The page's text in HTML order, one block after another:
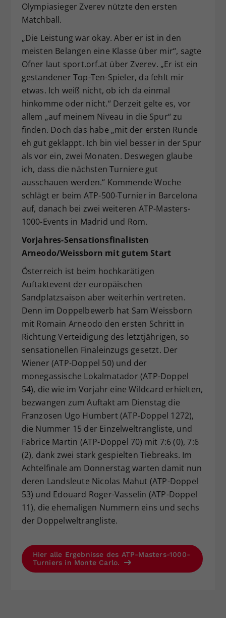
Olympiasieger Zverev nützte den ersten
Matchball.
„Die Leistung war okay. Aber er ist in den
meisten Belangen eine Klasse über mir“, sagte
Ofner laut sport.orf.at über Zverev. „Er ist ein
gestandener Top-Ten-Spieler, da fehlt mir
etwas. Ich weiß nicht, ob ich da einmal
hinkomme oder nicht.“ Derzeit gelte es, vor
allem „auf meinem Niveau in die Spur“ zu
finden. Doch das habe „mit der ersten Runde
eh gut geklappt. Ich bin viel besser in der Spur
als vor ein, zwei Monaten. Deswegen glaube
ich, dass die nächsten Turniere gut
ausschauen werden.“ Kommende Woche
schlägt er beim ATP-500-Turnier in Barcelona
auf, danach bei zwei weiteren ATP-Masters-
1000-Events in Madrid und Rom.
Vorjahres-Sensationsfinalisten
Arneodo/Weissborn mit gutem Start
Österreich ist beim hochkarätigen
Auftaktevent der europäischen
Sandplatzsaison aber weiterhin vertreten.
Denn im Doppelbewerb hat Sam Weissborn
mit Romain Arneodo den ersten Schritt in
Richtung Verteidigung des letztjährigen, so
sensationellen Finaleinzugs gesetzt. Der
Wiener (ATP-Doppel 50) und der
monegassische Lokalmatador (ATP-Doppel
54), die wie im Vorjahr eine Wildcard erhielten,
bezwangen zum Auftakt am Dienstag die
Franzosen Ugo Humbert (ATP-Doppel 1272),
die Nummer 15 der Einzelweltrangliste, und
Fabrice Martin (ATP-Doppel 70) mit 7:6 (0), 7:6
(2), dank zwei stark gespielten Tiebreaks. Im
Achtelfinale am Donnerstag warten damit nun
deren Landsleute Nicolas Mahut (ATP-Doppel
53) und Edouard Roger-Vasselin (ATP-Doppel
11), die ehemaligen Nummern eins und sechs
der Doppelweltrangliste.
Hier alle Ergebnisse des ATP-Masters-1000-
Turniers in Monte Carlo.